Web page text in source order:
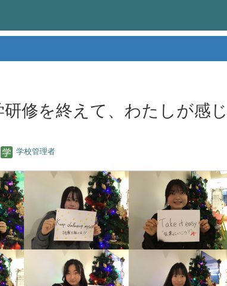
修を終えて、わたしが感じ
学校管理者